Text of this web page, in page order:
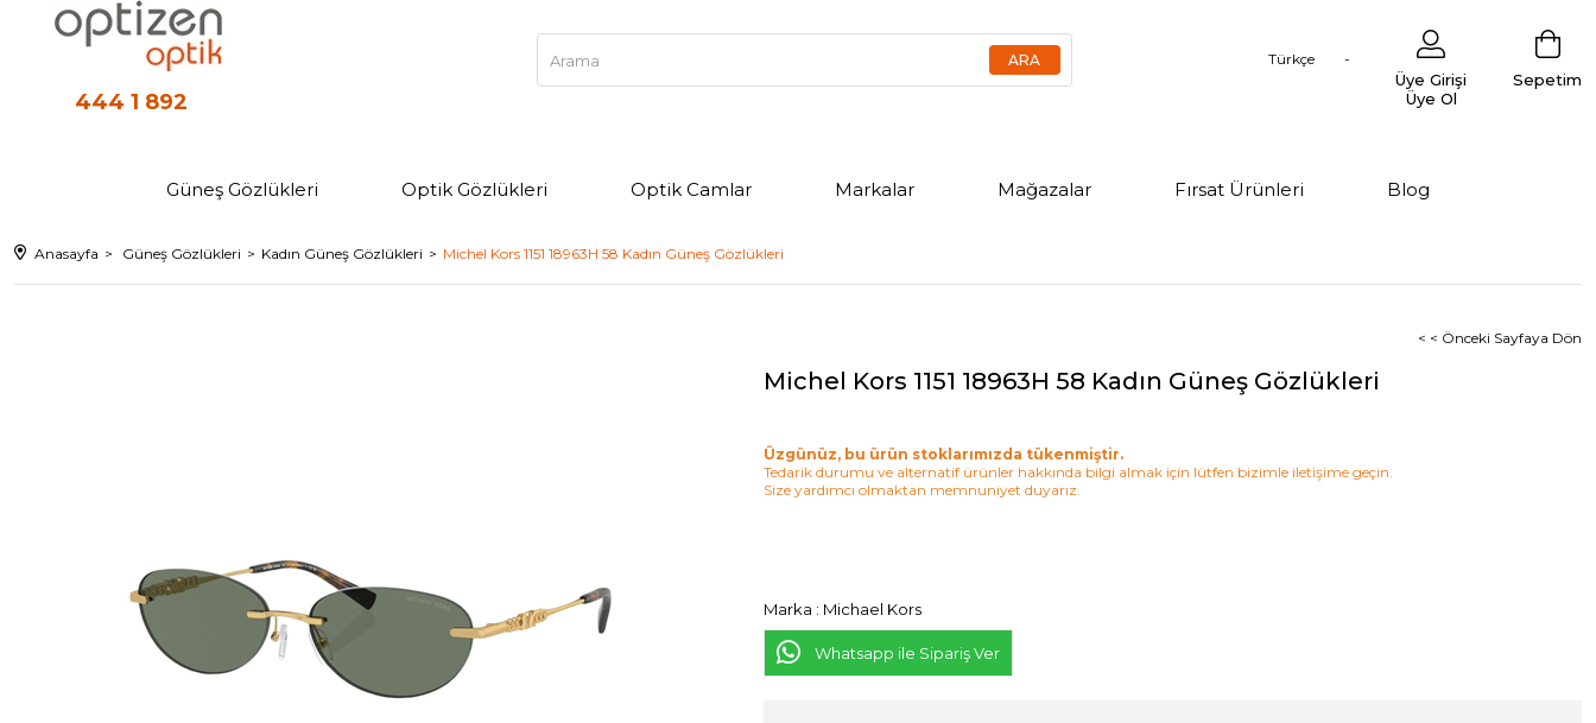
444 1 892
Türkçe
Sepetim
Üye Girişi
Üye Ol
Güneş Gözlükleri Optik Gözlükleri Optik Camlar Markalar Mağazalar Fırsat Ürünleri Blog
Anasayfa Güneş Gözlükleri Kadın Güneş Gözlükleri Michel Kors 1151 18963H 58 Kadın Güneş Gözlükleri
< < Önceki Sayfaya Dön
Michel Kors 1151 18963H 58 Kadın Güneş Gözlükleri
Üzgünüz, bu ürün stoklarımızda tükenmiştir.
Tedarik durumu ve alternatif ürünler hakkında bilgi almak için lütfen bizimle iletişime geçin.
Size yardımcı olmaktan memnuniyet duyarız.
Marka : Michael Kors
Whatsapp ile Sipariş Ver